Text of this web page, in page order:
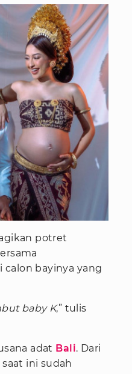
potret
calon bayinya yang
baby K,” tulis
adat Bali. Dari
ini sudah